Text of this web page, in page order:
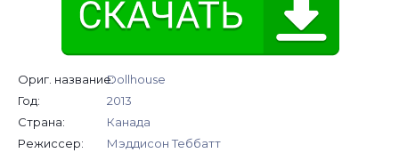
Ориг. название:Dollhouse
Год:
2013
Страна:
Канада
Режиссер:
Мэддисон Теббатт